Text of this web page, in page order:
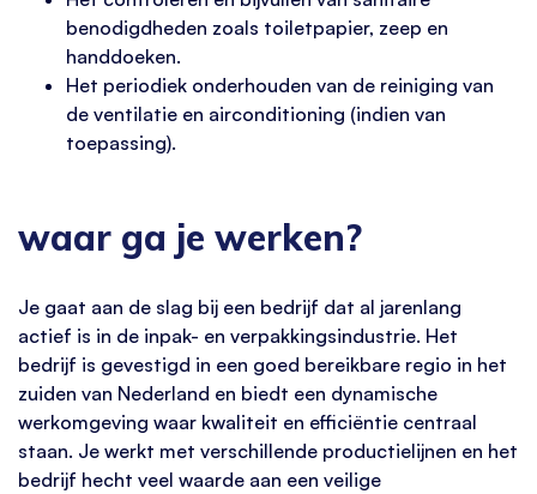
benodigdheden zoals toiletpapier, zeep en
handdoeken.
Het periodiek onderhouden van de reiniging van
de ventilatie en airconditioning (indien van
toepassing).
waar ga je werken?
Je gaat aan de slag bij een bedrijf dat al jarenlang
actief is in de inpak- en verpakkingsindustrie. Het
bedrijf is gevestigd in een goed bereikbare regio in het
zuiden van Nederland en biedt een dynamische
werkomgeving waar kwaliteit en efficiëntie centraal
staan. Je werkt met verschillende productielijnen en het
bedrijf hecht veel waarde aan een veilige